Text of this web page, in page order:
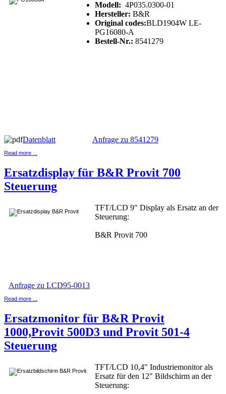
Modell: 4P035.0300-01
Hersteller: B&R
Original codes:BLD1904W LE-
PG16080-A
Bestell-Nr.: 8541279
Datenblatt Anfrage zu 8541279
Read more ...
Ersatzdisplay für B&R Provit 700
Steuerung
TFT/LCD 9" Display als Ersatz an der
Steuerung:
B&R Provit 700
Anfrage zu LCD95-0013
Read more ...
Ersatzmonitor für B&R Provit
1000,Provit 500D3 und Provit 501-4
Steuerung
TFT/LCD 10,4" Industriemonitor als
Ersatz für den 12" Bildschirm an der
Steuerung: